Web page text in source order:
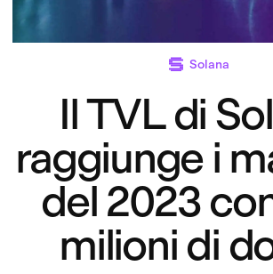
Solana
Il TVL di
raggiunge i
del 2023
milioni di